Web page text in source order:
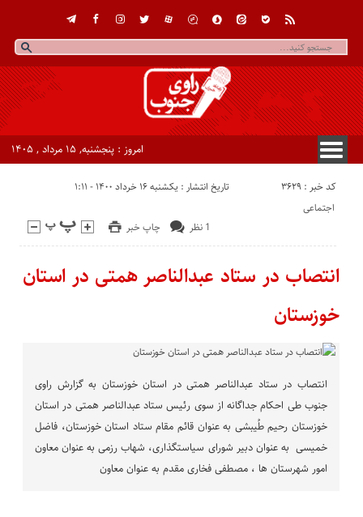
امروز : پنجشنبه, ۱۵ مرداد , ۱۴۰۵
کد خبر : 3629 تاریخ انتشار : یکشنبه ۱۶ خرداد ۱۴۰۰ - ۱:۱۱
چاپ خبر 1 نظر
اجتماعی
انتصاب در ستاد عبدالناصر همتی در استان
خوزستان
انتصاب در ستاد عبدالناصر همتی در استان خوزستان به گزارش راوی
جنوب طی احکام جداگانه از سوی رئیس ستاد عبدالناصر همتی در استان
خوزستان رحیم طُیبشی به عنوان قائم مقام ستاد استان خوزستان، فاضل
خمیسی به عنوان دبیر شورای سیاستگذاری، شهاب رزمی به عنوان معاون
امور شهرستان ها ، مصطفی فخاری مقدم به عنوان معاون